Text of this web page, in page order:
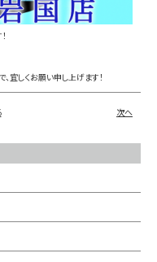
宜しくお願い申し上げます！
次へ